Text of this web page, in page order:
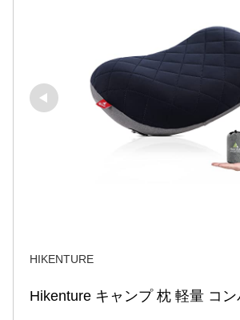
HIKENTURE
Hikenture キャンプ 枕 軽量 コン